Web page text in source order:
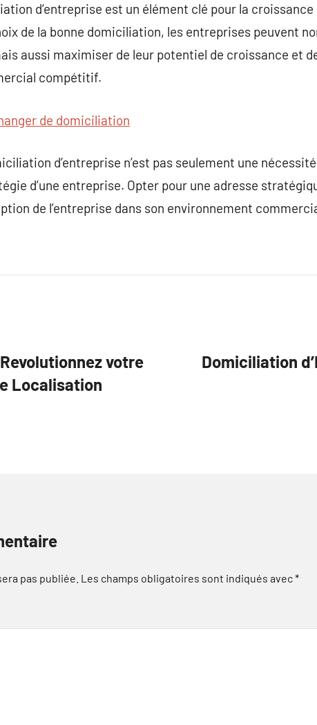
d’entreprise est un élément clé pour la croissance
de la bonne domiciliation, les entreprises peuvent
aussi maximiser de leur potentiel de croissance et
compétitif.
de domiciliation
d’entreprise n’est pas seulement une
d’une entreprise. Opter pour une adresse
de l’entreprise dans son environnement
votre
Localisation
Domiciliation
pas publiée. Les champs obligatoires sont indiqués avec*